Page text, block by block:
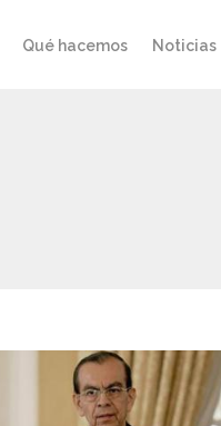
Qué hacemos Noticias